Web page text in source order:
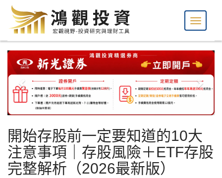
開始存股前一定要知道的10大
注意事項｜存股風險＋ETF存股
完整解析（2026最新版）